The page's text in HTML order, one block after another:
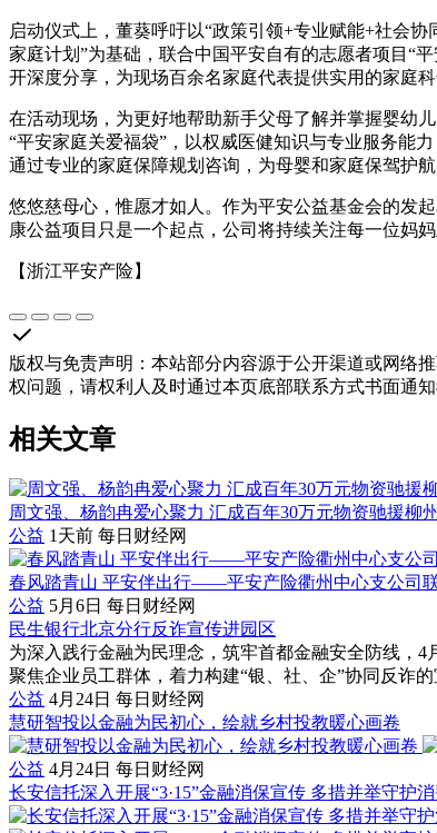
启动仪式上，董葵呼吁以“政策引领+专业赋能+社会
家庭计划”为基础，联合中国平安自有的志愿者项目“
开深度分享，为现场百余名家庭代表提供实用的家庭科
在活动现场，为更好地帮助新手父母了解并掌握婴幼
“平安家庭关爱福袋”，以权威医健知识与专业服务能
通过专业的家庭保障规划咨询，为母婴和家庭保驾护
悠悠慈母心，惟愿才如人。作为平安公益基金会的发
康公益项目只是一个起点，公司将持续关注每一位妈
【浙江平安产险】
版权与免责声明 ： 本站部分内容源于公开渠道或网络
权问题，请权利人及时通过本页底部联系方式书面通
相关文章
周文强、杨韵冉爱心聚力 汇成百年30万元物资驰援柳
公益 1天前 每日财经网
春风踏青山 平安伴出行——平安产险衢州中心支公司
公益 5月6日 每日财经网
民生银行北京分行反诈宣传进园区
为深入践行金融为民理念，筑牢首都金融安全防线，
聚焦企业员工群体，着力构建“银、社、企”协同反诈
公益 4月24日 每日财经网
慧研智投以金融为民初心，绘就乡村投教暖心画卷
公益 4月24日 每日财经网
长安信托深入开展“3·15”金融消保宣传 多措并举守护